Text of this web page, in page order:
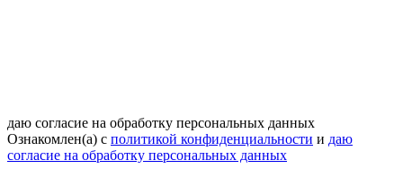
даю согласие на обработку персональных данных
Ознакомлен(а) с политикой конфиденциальности и даю
согласие на обработку персональных данных